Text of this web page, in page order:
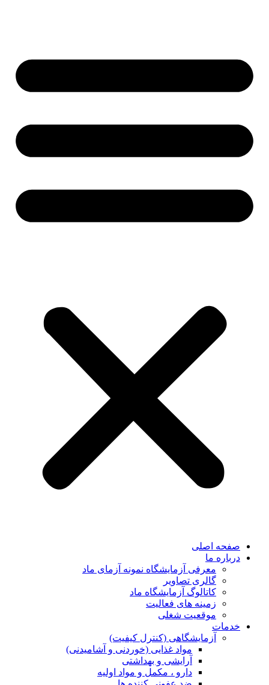
صفحه اصلی
درباره ما
معرفی آزمایشگاه نمونه آزمای ماد
گالری تصاویر
کاتالوگ آزمایشگاه ماد
زمینه های فعالیت
موقعیت شغلی
خدمات
آزمایشگاهی (کنترل کیفیت)
مواد غذایی (خوردنی و آشامیدنی)
آرایشی و بهداشتی
دارو ، مکمل و مواد اولیه